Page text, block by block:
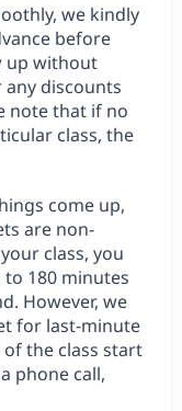
we kindly
before
up without
discounts
note that if no
class, the
come up,
are non-
class, you
180 minutes
However, we
for last-minute
the class start
phone call,